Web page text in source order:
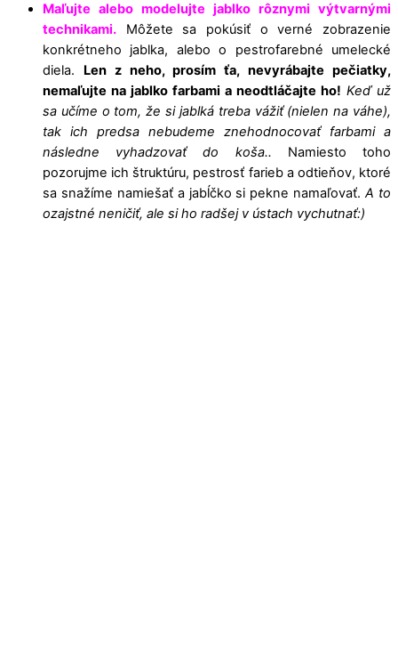
Maľujte alebo modelujte jablko rôznymi výtvarnými
technikami. Môžete sa pokúsiť o verné zobrazenie
konkrétneho jablka, alebo o pestrofarebné umelecké
diela. Len z neho, prosím ťa, nevyrábajte pečiatky,
nemaľujte na jablko farbami a neodtláčajte ho! Keď už
sa učíme o tom, že si jablká treba vážiť (nielen na váhe),
tak ich predsa nebudeme znehodnocovať farbami a
následne vyhadzovať do koša.. Namiesto toho
pozorujme ich štruktúru, pestrosť farieb a odtieňov, ktoré
sa snažíme namiešať a jabĺčko si pekne namaľovať.A to
ozajstné neničiť, ale si ho radšej v ústach vychutnať:)